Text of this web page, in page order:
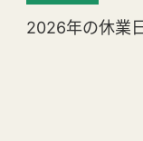
2026年の休業